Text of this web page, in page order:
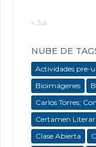
« Jul
NUBE DE
Actividades pre-
Bioimágenes
Carlos Torres;
Certamen
Clase Abierta